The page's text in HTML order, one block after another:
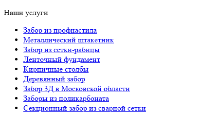
Наши услуги
Забор из профнастила
Металлический штакетник
Забор из сетки-рабицы
Ленточный фундамент
Кирпичные столбы
Деревянный забор
Забор 3Д в Московской области
Заборы из поликарбоната
Секционный забор из сварной сетки